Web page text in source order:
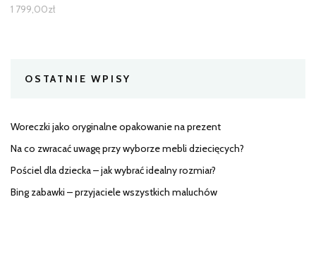
1 799,00zł
OSTATNIE WPISY
Woreczki jako oryginalne opakowanie na prezent
Na co zwracać uwagę przy wyborze mebli dziecięcych?
Pościel dla dziecka – jak wybrać idealny rozmiar?
Bing zabawki – przyjaciele wszystkich maluchów